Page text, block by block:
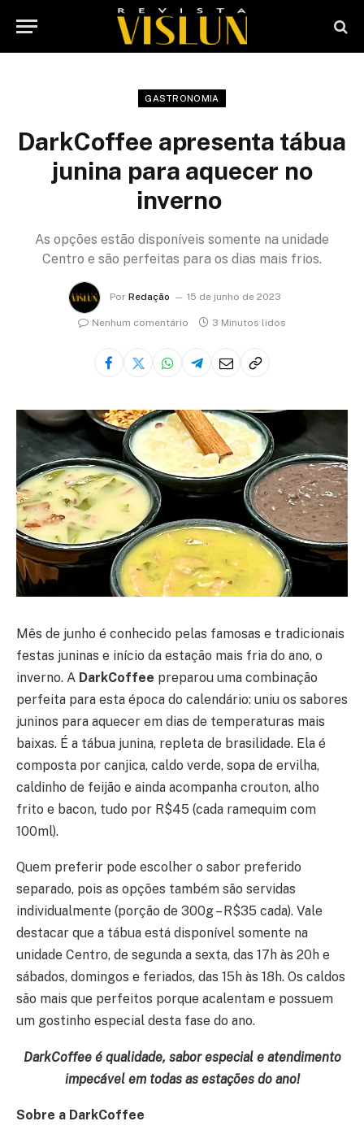
GASTRONOMIA
DarkCoffee apresenta tábua
junina para aquecer no
inverno
As opções estão disponíveis somente na unidade
Centro e são perfeitas para os dias mais frios.
Por Redação 15 de junho de 2023
Nenhum comentário 3 Minutos lidos
Mês de junho é conhecido pelas famosas e tradicionais
festas juninas e início da estação mais fria do ano, o
inverno. A DarkCoffee preparou uma combinação
perfeita para esta época do calendário: uniu os sabores
juninos para aquecer em dias de temperaturas mais
baixas. É a tábua junina, repleta de brasilidade. Ela é
composta por canjica, caldo verde, sopa de ervilha,
caldinho de feijão e ainda acompanha crouton, alho
frito e bacon, tudo por R$45 (cada ramequim com
100ml).
Quem preferir pode escolher o sabor preferido
separado, pois as opções também são servidas
individualmente (porção de 300g – R$35 cada). Vale
destacar que a tábua está disponível somente na
unidade Centro, de segunda a sexta, das 17h às 20h e
sábados, domingos e feriados, das 15h às 18h. Os caldos
são mais que perfeitos porque acalentam e possuem
um gostinho especial desta fase do ano.
DarkCoffee é qualidade, sabor especial e atendimento
impecável em todas as estações do ano!
Sobre a DarkCoffee